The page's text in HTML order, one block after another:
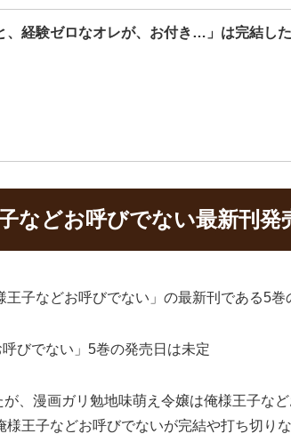
、経験ゼロなオレが、お付き…」は完結し
などお呼びでない最新刊発
子などお呼びでない」の最新刊である5
びでない」5巻の発売日は未定
、漫画ガリ勉地味萌え令嬢は俺様王子な
王子などお呼びでないが完結や打ち切り